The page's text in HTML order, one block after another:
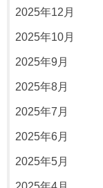
2025年12月
2025年10月
2025年9月
2025年8月
2025年7月
2025年6月
2025年5月